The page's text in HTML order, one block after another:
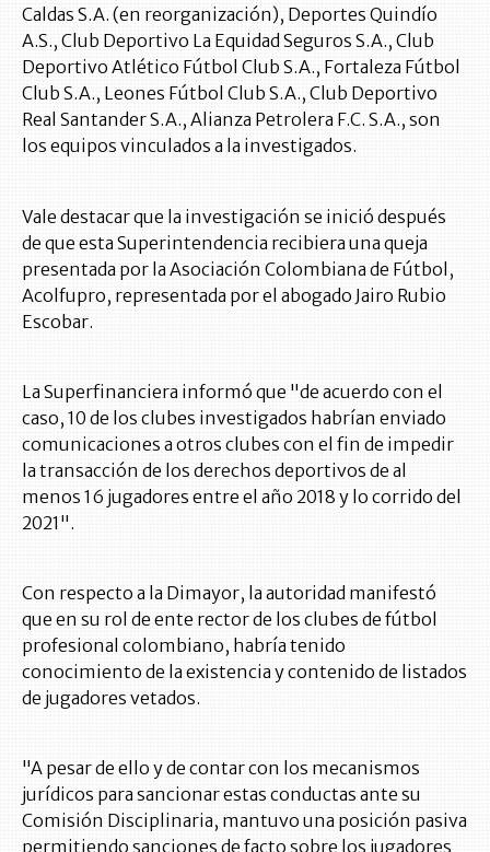
Caldas S.A. (en reorganización), Deportes Quindío
A.S., Club Deportivo La Equidad Seguros S.A., Club
Deportivo Atlético Fútbol Club S.A., Fortaleza Fútbol
Club S.A., Leones Fútbol Club S.A., Club Deportivo
Real Santander S.A., Alianza Petrolera F.C. S.A., son
los equipos vinculados a la investigados.
Vale destacar que la investigación se inició después
de que esta Superintendencia recibiera una queja
presentada por la Asociación Colombiana de Fútbol,
Acolfupro, representada por el abogado Jairo Rubio
Escobar.
La Superfinanciera informó que "de acuerdo con el
caso, 10 de los clubes investigados habrían enviado
comunicaciones a otros clubes con el fin de impedir
la transacción de los derechos deportivos de al
menos 16 jugadores entre el año 2018 y lo corrido del
2021".
Con respecto a la Dimayor, la autoridad manifestó
que en su rol de ente rector de los clubes de fútbol
profesional colombiano, habría tenido
conocimiento de la existencia y contenido de listados
de jugadores vetados.
"A pesar de ello y de contar con los mecanismos
jurídicos para sancionar estas conductas ante su
Comisión Disciplinaria, mantuvo una posición pasiva
permitiendo sanciones de facto sobre los jugadores